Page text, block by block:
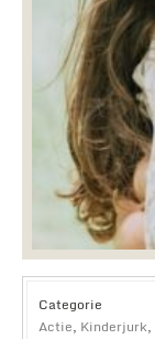
Categorie
Actie, Kinderjurk,